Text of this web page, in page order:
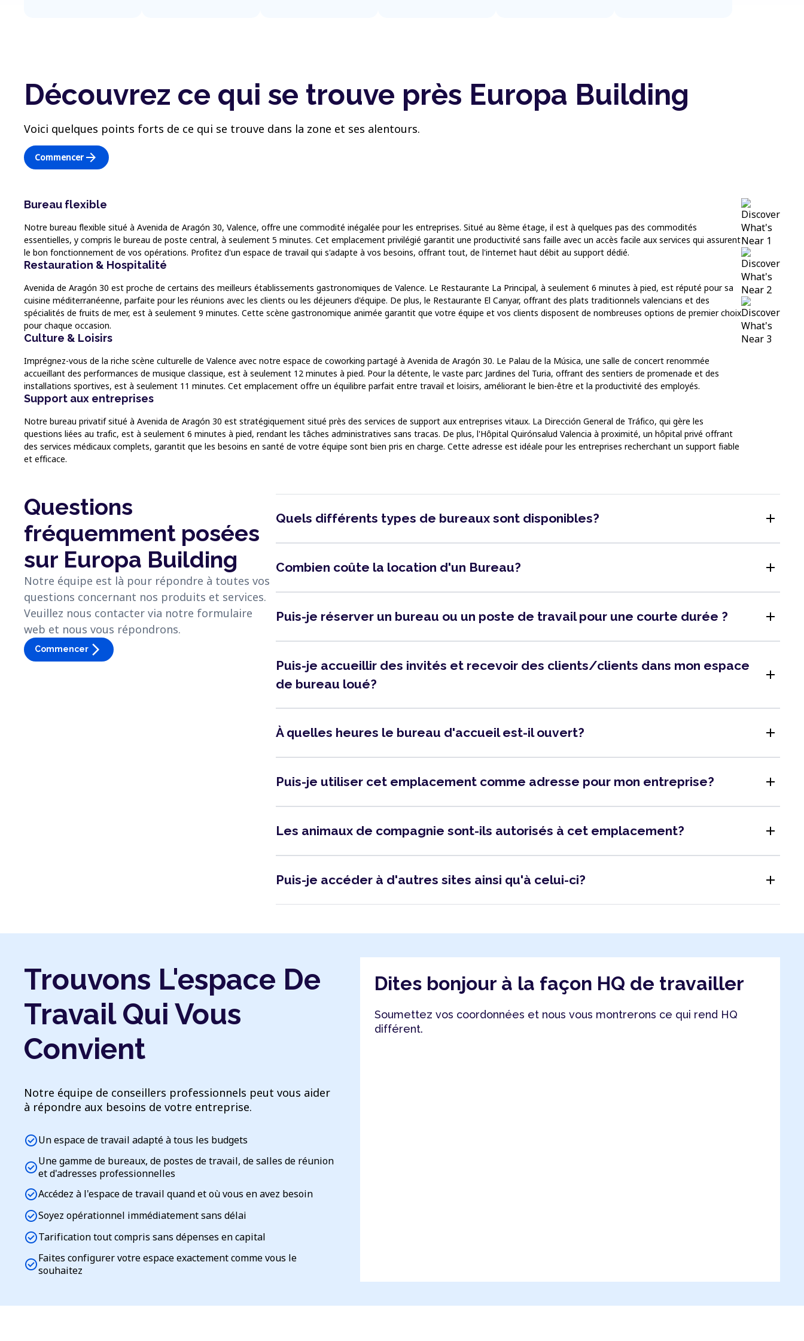
Découvrez ce qui se trouve près Europa Building
Voici quelques points forts de ce qui se trouve dans la zone et ses alentours.
Commencerarrow_forward
Bureau flexible
Notre bureau flexible situé à Avenida de Aragón 30, Valence, offre une commodité inégalée pour les entreprises. Situé au 8ème étage, il est à quelques pas des commodités
essentielles, y compris le bureau de poste central, à seulement 5 minutes. Cet emplacement privilégié garantit une productivité sans faille avec un accès facile aux services qui assurent
le bon fonctionnement de vos opérations. Profitez d'un espace de travail qui s'adapte à vos besoins, offrant tout, de l'internet haut débit au support dédié.
Restauration & Hospitalité
Avenida de Aragón 30 est proche de certains des meilleurs établissements gastronomiques de Valence. Le Restaurante La Principal, à seulement 6 minutes à pied, est réputé pour sa
cuisine méditerranéenne, parfaite pour les réunions avec les clients ou les déjeuners d'équipe. De plus, le Restaurante El Canyar, offrant des plats traditionnels valencians et des
spécialités de fruits de mer, est à seulement 9 minutes. Cette scène gastronomique animée garantit que votre équipe et vos clients disposent de nombreuses options de premier choix
pour chaque occasion.
Culture & Loisirs
Imprégnez-vous de la riche scène culturelle de Valence avec notre espace de coworking partagé à Avenida de Aragón 30. Le Palau de la Música, une salle de concert renommée
accueillant des performances de musique classique, est à seulement 12 minutes à pied. Pour la détente, le vaste parc Jardines del Turia, offrant des sentiers de promenade et des
installations sportives, est à seulement 11 minutes. Cet emplacement offre un équilibre parfait entre travail et loisirs, améliorant le bien-être et la productivité des employés.
Support aux entreprises
Notre bureau privatif situé à Avenida de Aragón 30 est stratégiquement situé près des services de support aux entreprises vitaux. La Dirección General de Tráfico, qui gère les
questions liées au trafic, est à seulement 6 minutes à pied, rendant les tâches administratives sans tracas. De plus, l'Hôpital Quirónsalud Valencia à proximité, un hôpital privé offrant
des services médicaux complets, garantit que les besoins en santé de votre équipe sont bien pris en charge. Cette adresse est idéale pour les entreprises recherchant un support fiable
et efficace.
Questions
fréquemment posées
sur Europa Building
Notre équipe est là pour répondre à toutes vos
questions concernant nos produits et services.
Veuillez nous contacter via notre formulaire
web et nous vous répondrons.
Commencer arrow_forward_ios
Quels différents types de bureaux sont disponibles? add
Combien coûte la location d'un Bureau? add
Puis-je réserver un bureau ou un poste de travail pour une courte durée ? add
Puis-je accueillir des invités et recevoir des clients/clients dans mon espace
de bureau loué?
add
À quelles heures le bureau d'accueil est-il ouvert? add
Puis-je utiliser cet emplacement comme adresse pour mon entreprise? add
Les animaux de compagnie sont-ils autorisés à cet emplacement? add
Puis-je accéder à d'autres sites ainsi qu'à celui-ci? add
Trouvons L'espace De
Travail Qui Vous
Convient
Notre équipe de conseillers professionnels peut vous aider
à répondre aux besoins de votre entreprise.
check_circleUn espace de travail adapté à tous les budgets
check_circleUne gamme de bureaux, de postes de travail, de salles de réunion
et d'adresses professionnelles
check_circleAccédez à l'espace de travail quand et où vous en avez besoin
check_circleSoyez opérationnel immédiatement sans délai
check_circleTarification tout compris sans dépenses en capital
check_circleFaites configurer votre espace exactement comme vous le
souhaitez
Dites bonjour à la façon HQ de travailler
Soumettez vos coordonnées et nous vous montrerons ce qui rend HQ
différent.